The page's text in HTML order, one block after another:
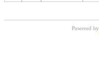
Powered by